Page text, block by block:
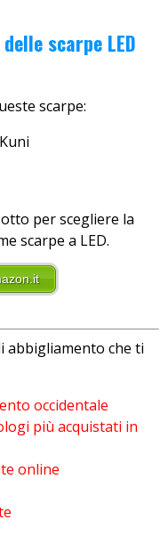
scarpe LED
scarpe:
per scegliere la
scarpe a LED.
abbigliamento che ti
occidentale
più acquistati in
online